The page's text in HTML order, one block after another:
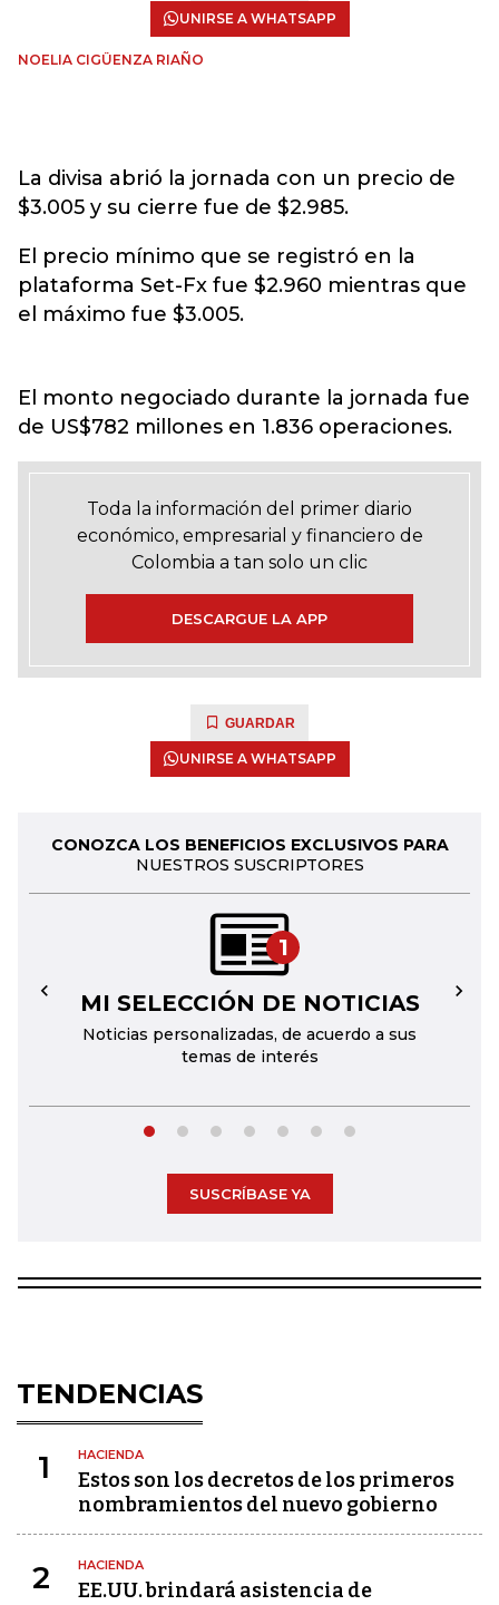
UNIRSE A WHATSAPP
NOELIA CIGÜENZA RIAÑO
La divisa abrió la jornada con un precio de
$3.005 y su cierre fue de $2.985.
El precio mínimo que se registró en la
plataforma Set-Fx fue $2.960 mientras que
el máximo fue $3.005.
El monto negociado durante la jornada fue
de US$782 millones en 1.836 operaciones.
Toda la información del primer diario
económico, empresarial y financiero de
Colombia a tan solo un clic
DESCARGUE LA APP
GUARDAR
UNIRSE A WHATSAPP
CONOZCA LOS BENEFICIOS EXCLUSIVOS PARA
NUESTROS SUSCRIPTORES
1
MI SELECCIÓN DE NOTICIAS
Noticias personalizadas, de acuerdo a sus
temas de interés
← →
SUSCRÍBASE YA
TENDENCIAS
1 HACIENDA
Estos son los decretos de los primeros
nombramientos del nuevo gobierno
2 HACIENDA
EE.UU. brindará asistencia de